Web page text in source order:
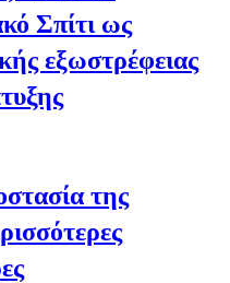
Σπίτι ως
εξωστρέφειας
της